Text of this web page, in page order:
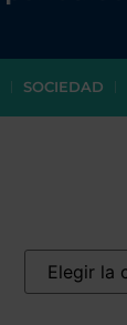
SOCIEDAD